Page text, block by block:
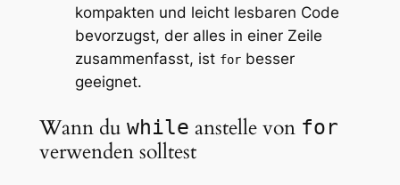
kompakten und leicht lesbaren Code
bevorzugst, der alles in einer Zeile
zusammenfasst, ist forbesser
geeignet.
Wann du while anstelle von for
verwenden solltest